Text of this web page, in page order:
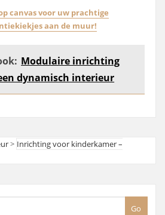
canvas voor uw prachtige
aan de muur!
Modulaire inrichting
dynamisch interieur
> Inrichting voor kinderkamer –
Go